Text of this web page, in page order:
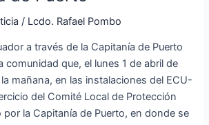
/ Lcdo. Rafael Pombo
a través de la Capitanía de Puerto
comunidad que, el lunes 1 de abril de
mañana, en las instalaciones del ECU-
del Comité Local de Protección
por la Capitanía de Puerto, en donde se